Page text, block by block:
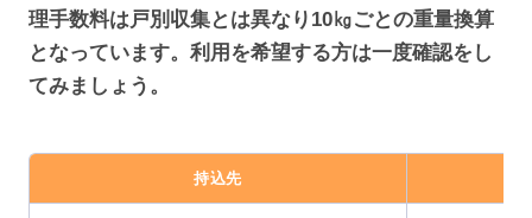
理手数料は戸別収集とは異なり10㎏ごとの重量換算
となっています。利用を希望する方は一度確認をし
てみましょう。
持込先